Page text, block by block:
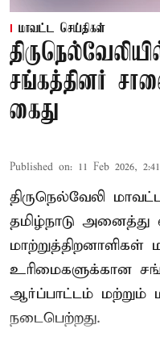
மாவட்ட செய்திகள்
சங்கத்தினர்
கைது
Published on: 11 Feb 2026,
திருநெல்வேலி
தமிழ்நாடு
மாற்றுத்திறனாளிகள்
உரிமைகளுக்கான
ஆர்ப்பாட்டம் மற்றும்
நடைபெற்றது.